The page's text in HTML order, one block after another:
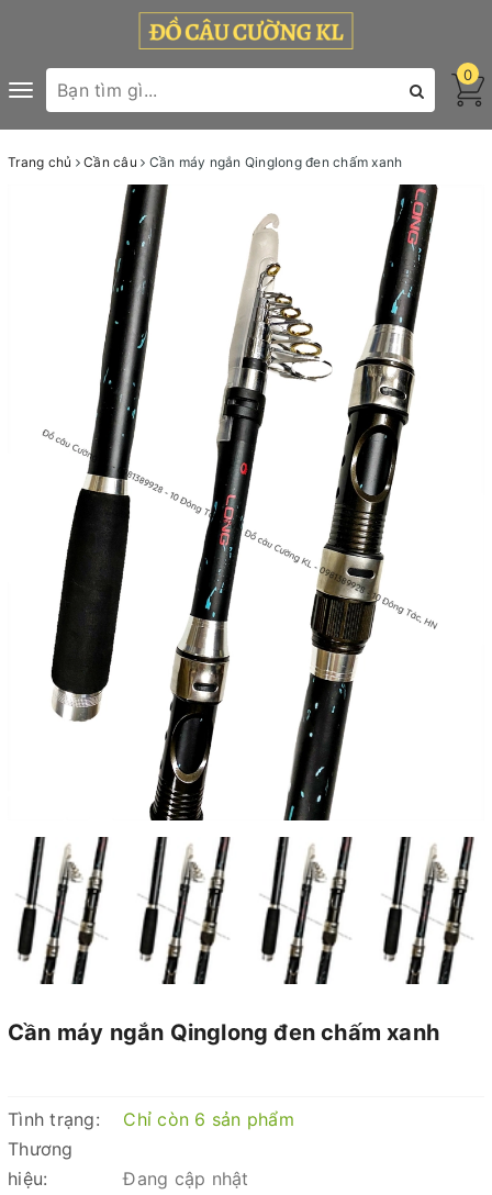
Toggle
navigation
0
Trang chủ Cần câu Cần máy ngắn Qinglong đen chấm xanh
Cần máy ngắn Qinglong đen chấm xanh
Tình trạng:
Chỉ còn 6 sản phẩm
Thương
hiệu:
Đang cập nhật